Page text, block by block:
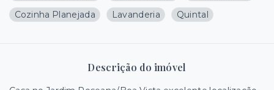
Cozinha Planejada
Lavanderia Quintal
Descrição do imóvel